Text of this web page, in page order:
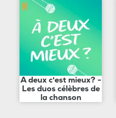
A deux c'est mieux? -
Les duos célèbres de
la chanson